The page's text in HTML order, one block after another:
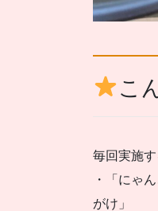
こ
毎回実施
・「にゃ
がけ」